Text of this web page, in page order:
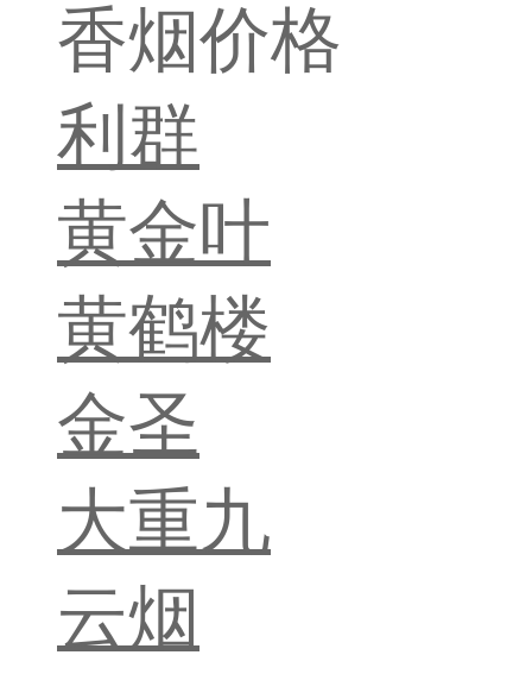
香烟价格
利群
黄金叶
黄鹤楼
金圣
大重九
云烟